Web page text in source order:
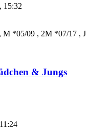
15:32
M *05/09 , 2M *07/17 , J
& Jungs